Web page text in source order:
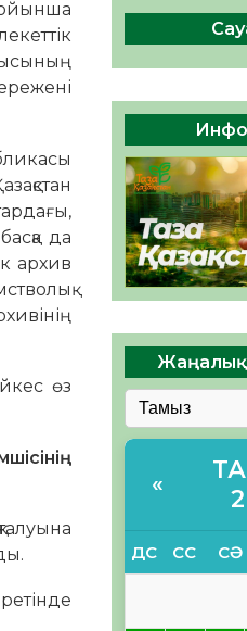
да
архив
өз
Руслан
әкімінің
05.08.2026
«
ДС СС СӘ